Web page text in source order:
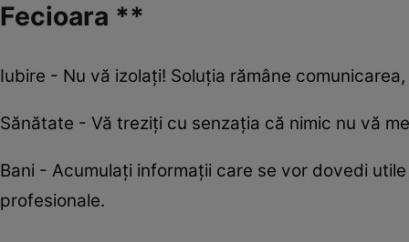
Fecioara **
Iubire - Nu vă izolați! Soluția rămâne
Sănătate - Vă treziți cu senzația că nimic nu vă
Bani - Acumulați informații care se vor dovedi
profesionale.